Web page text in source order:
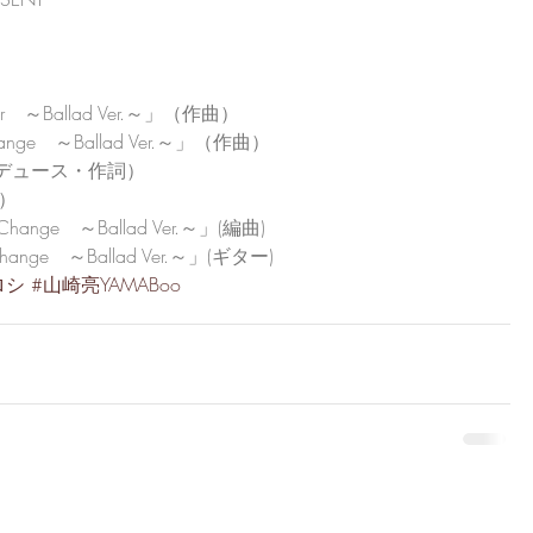
～Ballad Ver.～」（作曲）
　～Ballad Ver.～」（作曲）
ュース・作詞）
　～Ballad Ver.～」(編曲)
　～Ballad Ver.～」(ギター)
シ #山崎亮YAMABoo